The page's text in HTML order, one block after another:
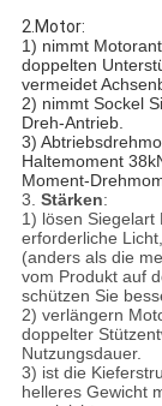
2.Motor:
1) nimmt
doppelten
vermeidet
2) nimmt Sockel
Dreh-Antrieb.
3)
Haltemoment
Moment-
3. Stärken:
1) lösen Siegelart
erforderliche
(anders als die
vom Produkt auf
schützen Sie
2) verlängern
doppelter
Nutzungsdauer.
3) ist die
helleres Gewicht